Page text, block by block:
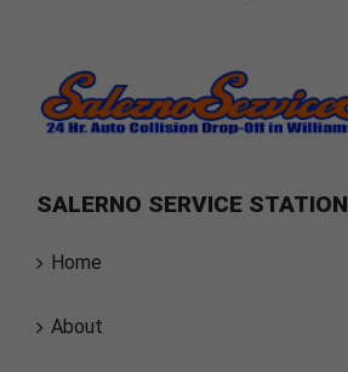
SALERNO SERVICE STATION
Home
About